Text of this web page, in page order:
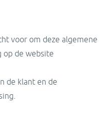
voor om deze algemene
op de website
de klant en de